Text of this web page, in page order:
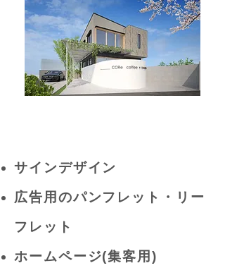
​サインデザイン
広告用のパンフレット・リー
フレット
​ホームページ(集客用)